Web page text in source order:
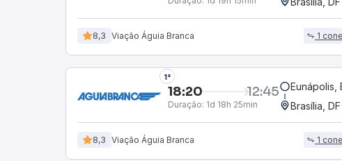
8,3 Viação Águia Branca 1
1°
18:20 12:45
Duração: 1d 18h 25min
Eunápolis,
Brasília,
8,3 Viação Águia Branca 1